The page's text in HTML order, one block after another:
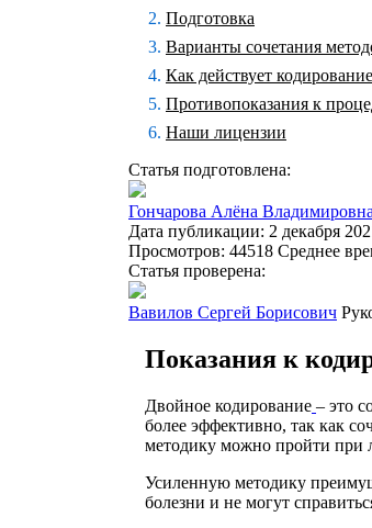
Подготовка
Варианты сочетания
Как действует
Противопоказания к
Наши лицензии
Статья подготовлена:
Гончарова Алёна Владимировна
Дата публикации: 2 декабря
Просмотров: 44518 Среднее
Статья проверена:
Вавилов Сергей Борисович
Показания к
Двойное кодирование – это
более эффективно, так как
методику можно пройти при
Усиленную методику
болезни и не могут